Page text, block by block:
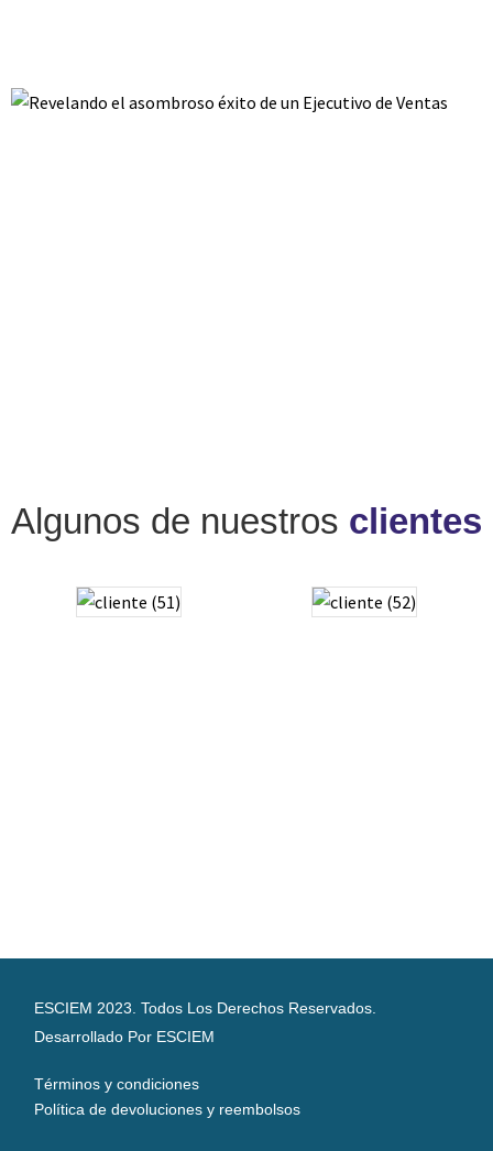
Algunos de nuestros clientes
ESCIEM 2023. Todos Los Derechos Reservados.
Desarrollado Por ESCIEM
Términos y condiciones
Política de devoluciones y reembolsos